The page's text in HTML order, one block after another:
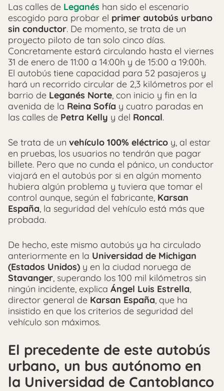
Las calles de Leganés han sido el escenario
escogido para probar el primer autobús urbano
sin conductor. De momento, se trata de un
proyecto piloto de tan solo cinco días.
Concretamente estará circulando hasta el viernes
31 de enero de 11:00 a 14:00h y de 15:00 a 19:00h.
El autobús tiene capacidad para 52 pasajeros y
hará un recorrido circular de 2,3 kilómetros por el
barrio de Leganés Norte, con inicio y fin en la
avenida de la Reina Sofía y cuatro paradas en
las calles de Petra Kelly y del Roncal.
Se trata de un vehículo 100% eléctrico y, al estar
en pruebas, los usuarios no tendrán que pagar
billete. Pero que no cunda el pánico, un conductor
viajará en el autobús por si en algún momento
hubiera algún problema y tuviera que tomar el
control aunque, según el fabricante, Karsan
España, la seguridad del vehículo está más que
probada.
De hecho, este mismo autobús ya ha circulado
anteriormente en la Universidad de Michigan
(Estados Unidos) y en la ciudad noruega de
Stavanger, superando los 100 mil kilómetros sin
ningún incidente, explica Ángel Luis Estrella,
director general de Karsan España, que ha
insistido en que los criterios de seguridad del
vehículo son máximos.
El precedente de este autobús
urbano, un bus autónomo en
la Universidad de Cantoblanco